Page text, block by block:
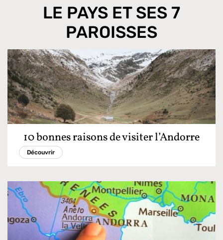
LE PAYS ET SES 7
PAROISSES
10 bonnes raisons de visiter l’Andorre
Découvrir